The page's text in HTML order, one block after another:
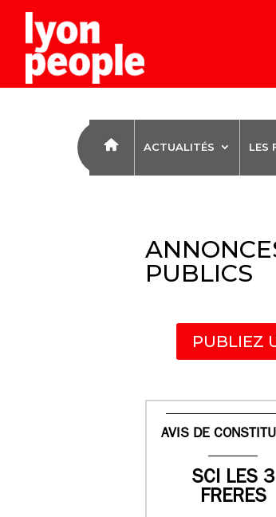
ACTUALITÉS LES
PUBLICS
PUBLIEZ
AVIS DE
SCI LES 3
FRERES